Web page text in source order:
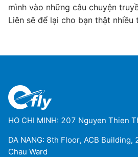
mình vào những câu chuyện
Liên sẽ để lại cho bạn thật nhiều
HO CHI MINH: 207 Nguyen Thien
DA NANG: 8th Floor, ACB Building,
Chau Ward